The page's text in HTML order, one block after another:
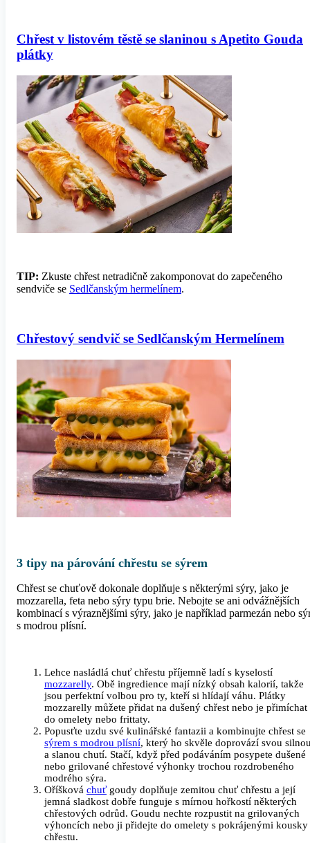
Chřest v listovém těstě se slaninou s Apetito Gouda
plátky
TIP: Zkuste chřest netradičně zakomponovat do zapečeného
sendviče se Sedlčanským hermelínem.
Chřestový sendvič se Sedlčanským Hermelínem
3 tipy na párování chřestu se sýrem
Chřest se chuťově dokonale doplňuje s některými sýry, jako je
mozzarella, feta nebo sýry typu brie. Nebojte se ani odvážnějších
kombinací s výraznějšími sýry, jako je například parmezán nebo
s modrou plísní.
Lehce nasládlá chuť chřestu příjemně ladí s kyselostí
mozzarelly. Obě ingredience mají nízký obsah kalorií, takže
jsou perfektní volbou pro ty, kteří si hlídají váhu. Plátky
mozzarelly můžete přidat na dušený chřest nebo je přimíchat
do omelety nebo frittaty.
Popusťte uzdu své kulinářské fantazii a kombinujte chřest se
sýrem s modrou plísní, který ho skvěle doprovází svou
a slanou chutí. Stačí, když před podáváním posypete dušené
nebo grilované chřestové výhonky trochou rozdrobeného
modrého sýra.
Oříšková chuť goudy doplňuje zemitou chuť chřestu a její
jemná sladkost dobře funguje s mírnou hořkostí některých
chřestových odrůd. Goudu nechte rozpustit na grilovaných
výhoncích nebo ji přidejte do omelety s pokrájenými kousky
chřestu.